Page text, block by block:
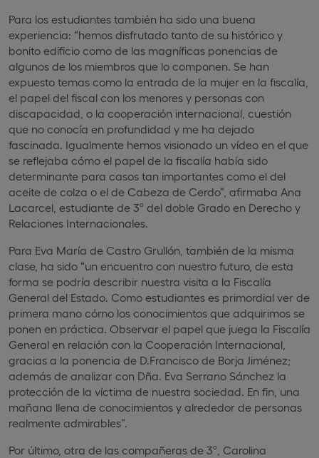
Para los estudiantes también ha sido una buena
experiencia: “hemos disfrutado tanto de su histórico y
bonito edificio como de las magníficas ponencias de
algunos de los miembros que lo componen. Se han
expuesto temas como la entrada de la mujer en la fiscalía,
el papel del fiscal con los menores y personas con
discapacidad, o la cooperación internacional, cuestión
que no conocía en profundidad y me ha dejado
fascinada. Igualmente hemos visionado un vídeo en el que
se reflejaba cómo el papel de la fiscalía había sido
determinante para casos tan importantes como el del
aceite de colza o el de Cabeza de Cerdo”, afirmaba Ana
Lacarcel, estudiante de 3º del doble Grado en Derecho y
Relaciones Internacionales.
Para Eva María de Castro Grullón, también de la misma
clase, ha sido “un encuentro con nuestro futuro, de esta
forma se podría describir nuestra visita a la Fiscalía
General del Estado. Como estudiantes es primordial ver de
primera mano cómo los conocimientos que adquirimos se
ponen en práctica. Observar el papel que juega la Fiscalía
General en relación con la Cooperación Internacional,
gracias a la ponencia de D.Francisco de Borja Jiménez;
además de analizar con Dña. Eva Serrano Sánchez la
protección de la víctima de nuestra sociedad. En fin, una
mañana llena de conocimientos y alrededor de personas
realmente admirables”.
Por último, otra de las compañeras de 3º, Carolina